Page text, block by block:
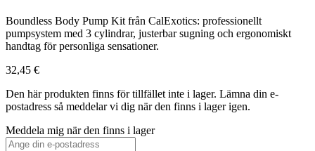
Boundless Body Pump Kit från CalExotics: professionellt
pumpsystem med 3 cylindrar, justerbar sugning och ergonomiskt
handtag för personliga sensationer.
32,45 €
Den här produkten finns för tillfället inte i lager. Lämna din e-
postadress så meddelar vi dig när den finns i lager igen.
Meddela mig när den finns i lager